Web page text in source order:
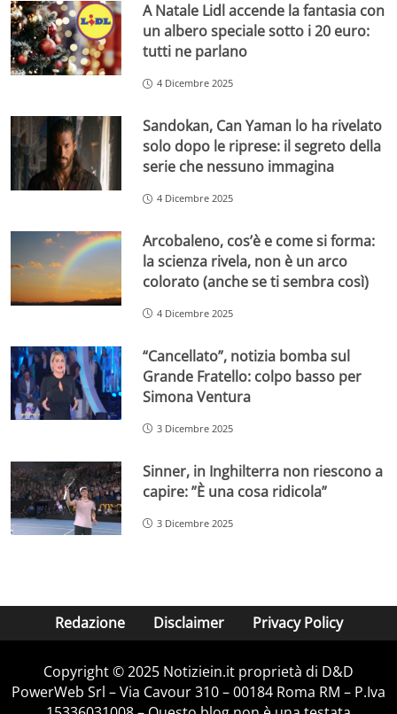
A Natale Lidl accende la fantasia con
un albero speciale sotto i 20 euro:
tutti ne parlano
4 Dicembre 2025
Sandokan, Can Yaman lo ha rivelato
solo dopo le riprese: il segreto della
serie che nessuno immagina
4 Dicembre 2025
Arcobaleno, cos’è e come si forma:
la scienza rivela, non è un arco
colorato (anche se ti sembra così)
4 Dicembre 2025
“Cancellato”, notizia bomba sul
Grande Fratello: colpo basso per
Simona Ventura
3 Dicembre 2025
Sinner, in Inghilterra non riescono a
capire: ”È una cosa ridicola”
3 Dicembre 2025
Redazione Disclaimer Privacy Policy
Copyright © 2025 Notiziein.it proprietà di D&D
PowerWeb Srl – Via Cavour 310 – 00184 Roma RM – P.Iva